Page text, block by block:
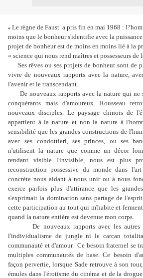
« Le règne de Faust a pris fin en mai 1968 :
moins que le bonheur s'identifie avec la puissance
projet de bonheur est de moins en moins lié à la
« science qui nous rend maîtres et possesseurs de
Ses rêves ou ses projets de bonheur sont de
vivre de nouveaux rapports avec la nature,
l'avenir et le transcendant.
De nouveaux rapports avec la nature qui ne
conquérants mais d'amoureux. Rousseau
nouveaux disciples. Le paysage chinois de
appartient à la nature et non la nature à
sensibilité que les grandes constructions de
avec ses condottieri, ses princes, ou ses
n'utilisent la nature que comme un décor
rendant visible l'invisible, nous est plus
reconstruction possessive du monde dans
concrète nous aidant à nous unir ou à nous
exerce parfois plus d'attirance que les
s'exprimait la domination sans partage de
cette participation au tout qui m'habite et
quand la nature entière est devenue mon corps.
De nouveaux rapports avec les autres
l'individualisme de jungle ni le carcan
communauté et d'amour. Ce besoin fraternel se
multiples communautés de base. Ce besoin
façon pervertie, lorsque Sade retrouve à son
émules dans l'érotisme du cinéma et de la